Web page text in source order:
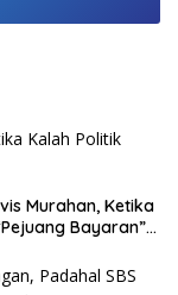
Murahan, Ketika
Bayaran”